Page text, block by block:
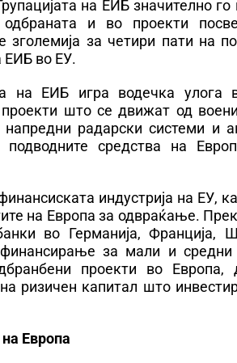
на ЕИБ значително
и во проекти
зголемија за четири пати на
ЕИБ во ЕУ.
на ЕИБ игра водечка
што се движат од
радарски системи и
средства на
индустрија на ЕУ,
на Европа за одвраќање.
во Германија, Франција,
за мали и
проекти во
ризичен капитал што
Европа